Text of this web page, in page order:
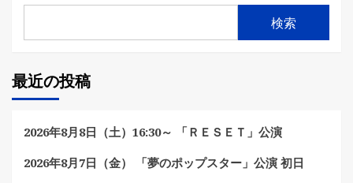
検索
最近の投稿
2026年8月8日（土）16:30～ 「ＲＥＳＥＴ」公演
2026年8月7日（金） 「夢のポップスター」公演 初日